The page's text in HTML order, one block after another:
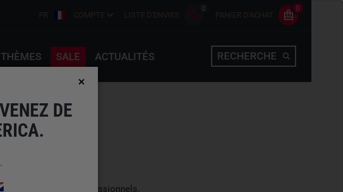
FR COMPTE LISTE D'ENVIES
0
PANIER D'ACHAT
0
THÈMES SALE ACTUALITÉS RECHERCHE
et des professionnels.
DE